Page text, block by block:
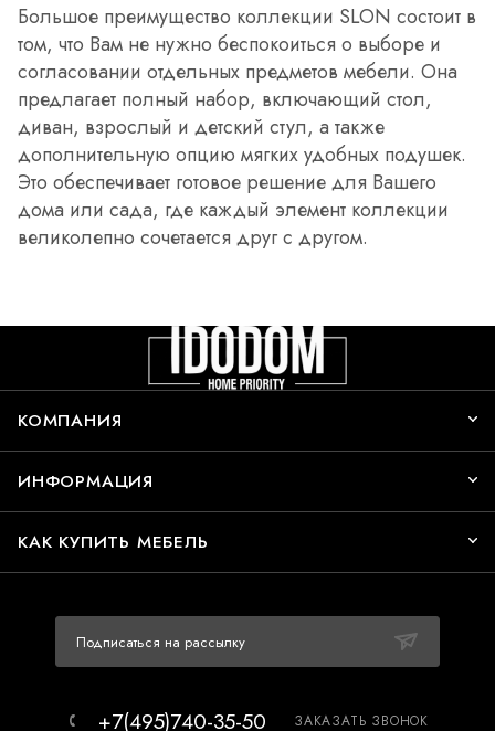
Большое преимущество коллекции SLON состоит в
том, что Вам не нужно беспокоиться о выборе и
согласовании отдельных предметов мебели. Она
предлагает полный набор, включающий стол,
диван, взрослый и детский стул, а также
дополнительную опцию мягких удобных подушек.
Это обеспечивает готовое решение для Вашего
дома или сада, где каждый элемент коллекции
великолепно сочетается друг с другом.
КОМПАНИЯ
ИНФОРМАЦИЯ
КАК КУПИТЬ МЕБЕЛЬ
Подписаться на рассылку
+7(495)740-35-50 ЗАКАЗАТЬ ЗВОНОК